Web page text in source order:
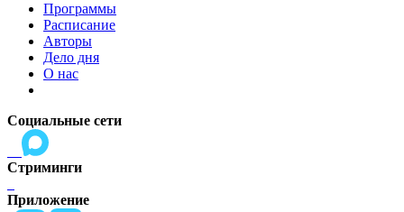
Программы
Расписание
Авторы
Дело дня
О нас
Социальные сети
Стриминги
Приложение